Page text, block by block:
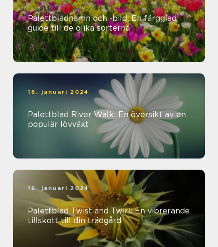
Palettbladnamn och -bild: En färgglad
guide till de olika sorterna
16. januari 2024
Palettblad River Walk: En översikt av en
populär lövväxt
16. januari 2024
Palettblad Twist and Twirl: En vibrerande
tillskott till din trädgård